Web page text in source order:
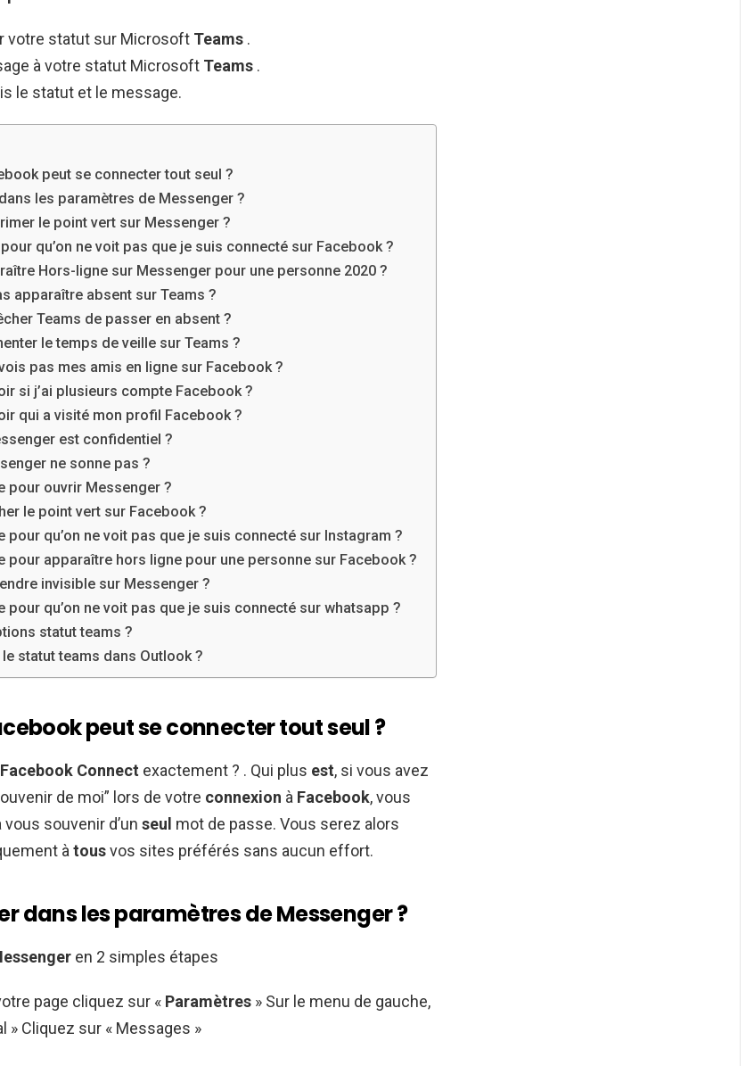
votre statut sur Microsoft Teams .
à votre statut Microsoft Teams .
le statut et le message.
peut se connecter tout seul ?
les paramètres de Messenger ?
le point vert sur Messenger ?
qu’on ne voit pas que je suis connecté sur Facebook ?
Hors-ligne sur Messenger pour une personne 2020 ?
apparaître absent sur Teams ?
Teams de passer en absent ?
le temps de veille sur Teams ?
pas mes amis en ligne sur Facebook ?
si j’ai plusieurs compte Facebook ?
qui a visité mon profil Facebook ?
est confidentiel ?
ne sonne pas ?
pour ouvrir Messenger ?
le point vert sur Facebook ?
pour qu’on ne voit pas que je suis connecté sur Instagram ?
pour apparaître hors ligne pour une personne sur Facebook ?
invisible sur Messenger ?
pour qu’on ne voit pas que je suis connecté sur whatsapp ?
statut teams ?
statut teams dans Outlook ?
peut se connecter tout seul ?
Connect exactement ? . Qui plus est, si vous avez
de moi” lors de votre connexion à Facebook, vous
vous souvenir d’un seul mot de passe. Vous serez alors
à tousvos sites préférés sans aucun effort.
dans les paramètres de Messenger ?
en 2 simples étapes
page cliquez sur « Paramètres » Sur le menu de gauche,
» Cliquez sur « Messages »